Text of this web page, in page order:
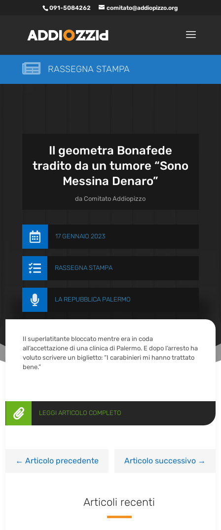
091-5084262 comitato@addiopizzo.org
 RASSEGNA STAMPA
Il geometra Bonafede
tradito da un tumore “Sono
Messina Denaro”
daComitato Addiopizzo
 17 GENNAIO 2023
 RASSEGNA STAMPA
 LA REPUBBLICA PALERMO
Il superlatitante bloccato mentre era in coda
all’accettazione di una clinica di Palermo. E dopo l’arresto ha
voluto scrivere un biglietto: “I carabinieri mi hanno trattato
bene.”
 LEGGI ARTICOLO COMPLETO
←Articolo precedente Articolo successivo→
Articoli recenti